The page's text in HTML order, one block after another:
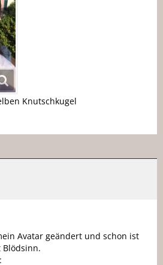
Knutschkugel
Avatar geändert und schon ist
Blödsinn.